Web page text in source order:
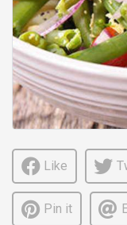
Like
Pin it